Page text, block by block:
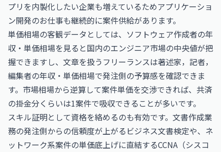
プリを内製化したい企業も増えているためアプリケーショ
ン開発のお仕事も継続的に案件供給があります。
単価相場の客観データとしては、 ソフトウェア作成者の年
収・単価相場を見ると国内のエンジニア市場の中央値が把
握できますし、文章を扱うフリーランスは著述家，記者，
編集者の年収・単価相場で発注側の予算感を確認できま
す。市場相場から逆算して案件単価を交渉できれば、共済
の掛金分くらいは1案件で吸収できることが多いです。
スキル証明として資格を絡めるのも有効です。文書作成業
務の発注側からの信頼度が上がる ビジネス文書検定や、ネ
ットワーク系案件の単価底上げに直結するCCNA（シスコ